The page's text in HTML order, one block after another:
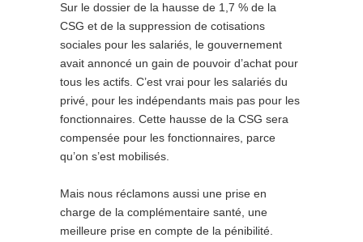
Sur le dossier de la hausse de 1,7 % de la
CSG et de la suppression de cotisations
sociales pour les salariés, le gouvernement
avait annoncé un gain de pouvoir d’achat pour
tous les actifs. C’est vrai pour les salariés du
privé, pour les indépendants mais pas pour les
fonctionnaires. Cette hausse de la CSG sera
compensée pour les fonctionnaires, parce
qu’on s’est mobilisés.
Mais nous réclamons aussi une prise en
charge de la complémentaire santé, une
meilleure prise en compte de la pénibilité.